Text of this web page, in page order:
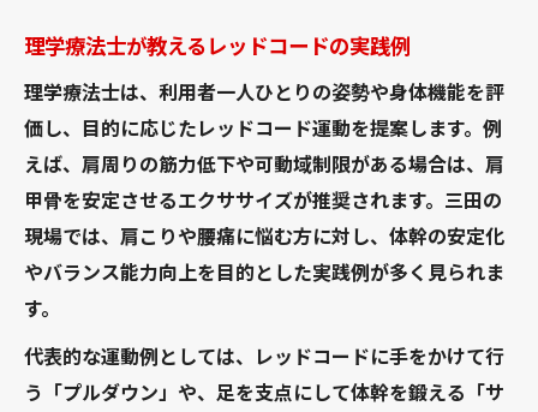
理学療法士が教えるレッドコードの実践例
理学療法士は、利用者一人ひとりの姿勢や身体機能を評
価し、目的に応じたレッドコード運動を提案します。例
えば、肩周りの筋力低下や可動域制限がある場合は、肩
甲骨を安定させるエクササイズが推奨されます。三田の
現場では、肩こりや腰痛に悩む方に対し、体幹の安定化
やバランス能力向上を目的とした実践例が多く見られま
す。
代表的な運動例としては、レッドコードに手をかけて行
う「プルダウン」や、足を支点にして体幹を鍛える「サ